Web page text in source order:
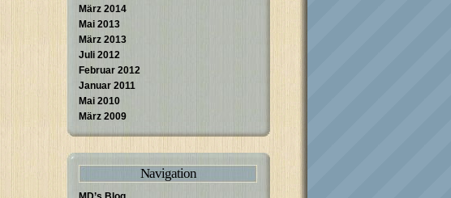
März 2014
Mai 2013
März 2013
Juli 2012
Februar 2012
Januar 2011
Mai 2010
März 2009
Navigation